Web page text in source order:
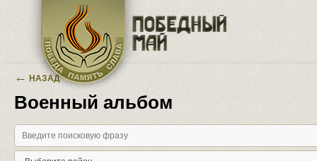
Перейти к основному содержанию
← НАЗАД
Военный альбом